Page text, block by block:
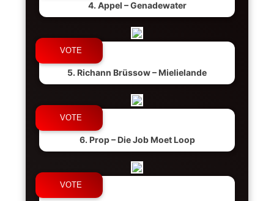
4. Appel – Genadewater
5. Richann Brüssow – Mielielande
6. Prop – Die Job Moet Loop